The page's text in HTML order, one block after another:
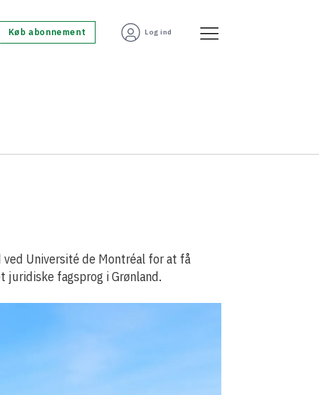
Køb abonnement Log ind
Université de Montréal for at få
fagsprog i Grønland.